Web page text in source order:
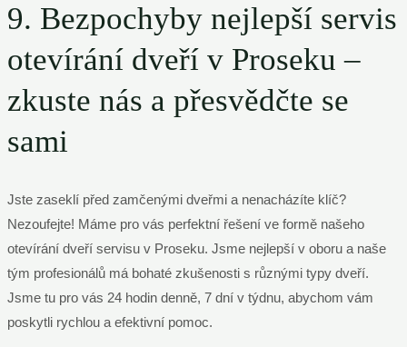
9. Bezpochyby nejlepší servis
otevírání dveří v Proseku –
zkuste nás a přesvědčte se
sami
Jste zaseklí před zamčenými dveřmi a nenacházíte klíč?
Nezoufejte! Máme pro vás perfektní řešení ve formě našeho
otevírání dveří servisu v Proseku. Jsme nejlepší v oboru a naše
tým profesionálů má bohaté zkušenosti s různými typy dveří.
Jsme tu pro vás 24 hodin denně, 7 dní v týdnu, abychom vám
poskytli rychlou a efektivní pomoc.